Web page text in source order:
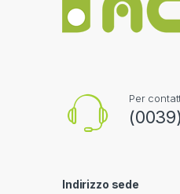
Per
Indirizzo sede